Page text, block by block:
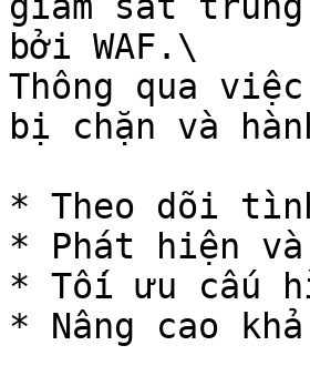
bởi WAF.\
Thông qua
bị chặn và
* Theo dõi
* Phát hiện và
* Tối ưu cấu